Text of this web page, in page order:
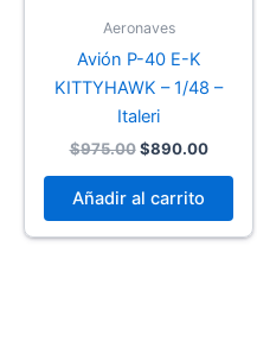
Aeronaves
Avión P-40 E-K
KITTYHAWK – 1/48 –
Italeri
$975.00 Original
was:
$975.00.
$890.00Current
Añadir al carrito